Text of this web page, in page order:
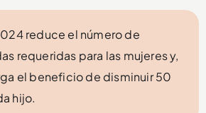
reduce el número de
requeridas para las mujeres y,
el beneficio de disminuir 50
hijo.